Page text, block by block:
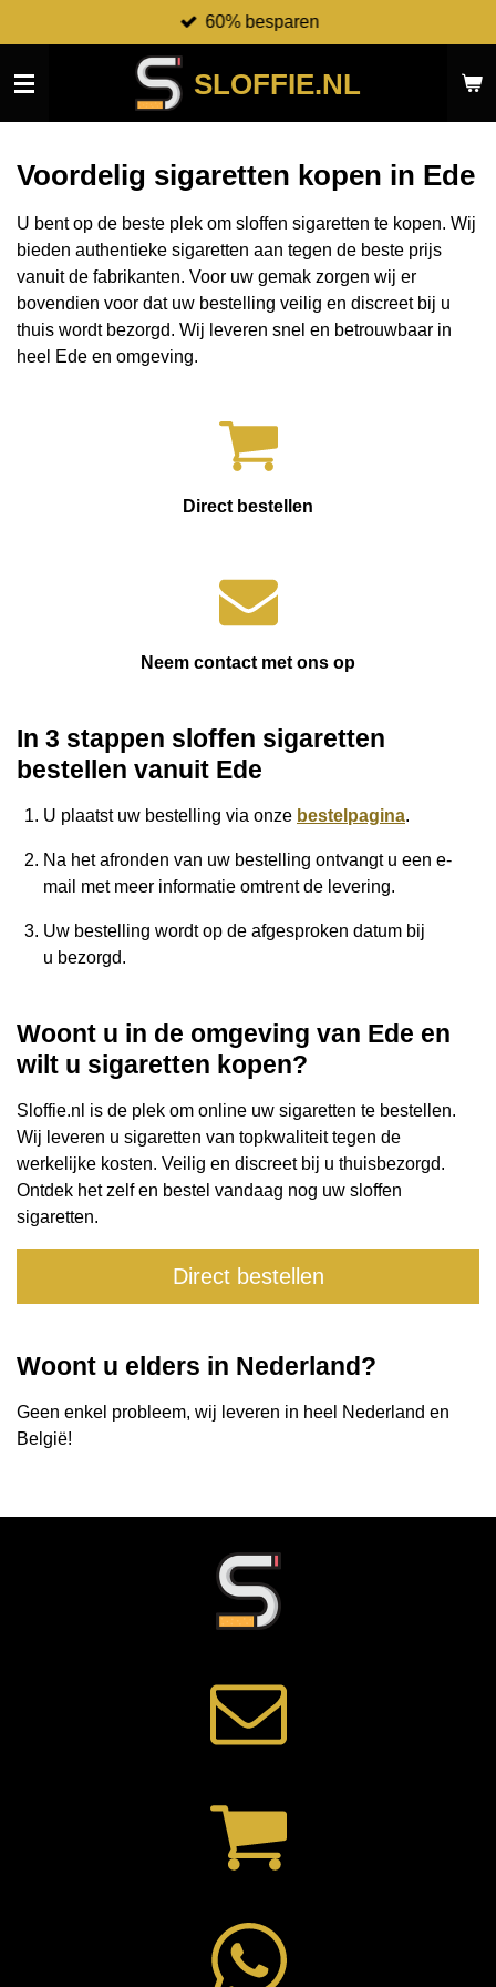
direct
naar
SLOFFIE.NL
60% besparen
Voordelig sigaretten kopen in Ede
U bent op de beste plek om sloffen sigaretten te kopen. Wij
bieden authentieke sigaretten aan tegen de beste prijs
vanuit de fabrikanten. Voor uw gemak zorgen wij er
bovendien voor dat uw bestelling veilig en discreet bij u
thuis wordt bezorgd. Wij leveren snel en betrouwbaar in
heel Ede en omgeving.
Direct bestellen
Neem contact met ons op
In 3 stappen sloffen sigaretten
bestellen vanuit Ede
U plaatst uw bestelling via onze bestelpagina.
Na het afronden van uw bestelling ontvangt u een e-
mail met meer informatie omtrent de levering.
Uw bestelling wordt op de afgesproken datum bij
u bezorgd.
Woont u in de omgeving van Ede en
wilt u sigaretten kopen?
Sloffie.nl is de plek om online uw sigaretten te bestellen.
Wij leveren u sigaretten van topkwaliteit tegen de
werkelijke kosten. Veilig en discreet bij u thuisbezorgd.
Ontdek het zelf en bestel vandaag nog uw sloffen
sigaretten.
Direct bestellen
Woont u elders in Nederland?
Geen enkel probleem, wij leveren in heel Nederland en
België!